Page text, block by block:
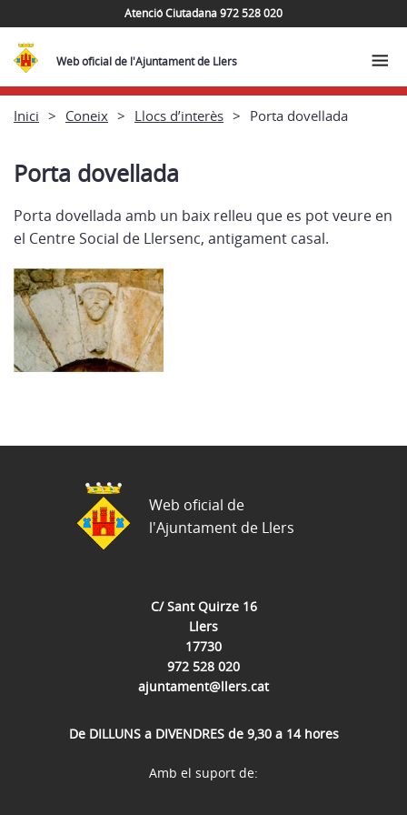
Atenció Ciutadana 972 528 020
Web oficial de l'Ajuntament de Llers
Inici Coneix Llocs d’interès Porta dovellada
Porta dovellada
Porta dovellada amb un baix relleu que es pot veure en
el Centre Social de Llersenc, antigament casal.
C/ Sant Quirze 16
Llers
17730
972 528 020
ajuntament@llers.cat
De DILLUNS a DIVENDRES de 9,30 a 14 hores
Web oficial de
l'Ajuntament de Llers
Amb el suport de: